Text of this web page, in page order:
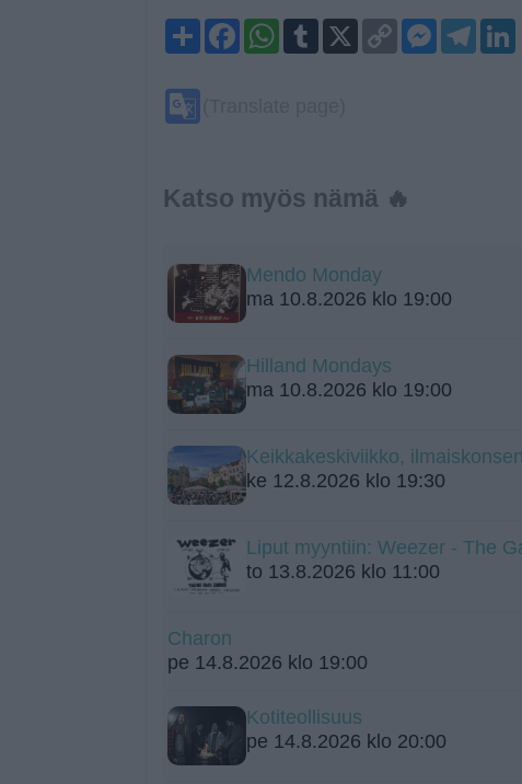
ShareFacebookWhatsApp
Tumblr
X
Copy
Link
Messenger
Katso myös nämä 🔥
Mendo Monday
ma 10.8.2026 klo 19:00
Hilland Mondays
ma 10.8.2026 klo 19:00
Keikkakeskiviikko,
ke 12.8.2026 klo 19:30
Liput myyntiin: Weezer - The
to 13.8.2026 klo 11:00
Charon
pe 14.8.2026 klo 19:00
Kotiteollisuus
pe 14.8.2026 klo 20:00